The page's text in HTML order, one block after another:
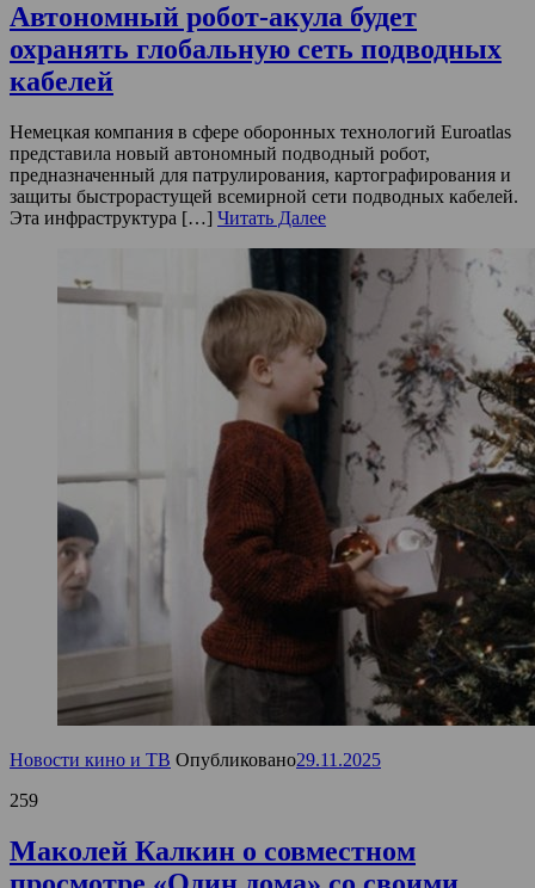
Автономный робот-акула будет
охранять глобальную сеть подводных
кабелей
Немецкая компания в сфере оборонных технологий Euroatlas
представила новый автономный подводный робот,
предназначенный для патрулирования, картографирования и
защиты быстрорастущей всемирной сети подводных кабелей.
Эта инфраструктура […] Читать Далее
Новости кино и ТВ Опубликовано29.11.2025
259
Маколей Калкин о совместном